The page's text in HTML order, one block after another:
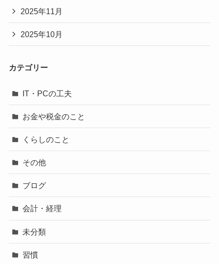
2025年11月
2025年10月
カテゴリー
IT・PCの工夫
お金や税金のこと
くらしのこと
その他
ブログ
会計・経理
未分類
習慣